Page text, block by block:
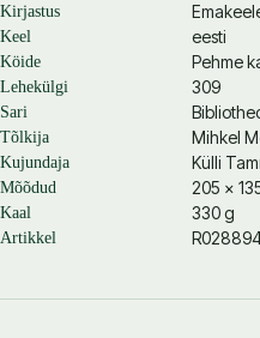
Kirjastus
Keel eesti
Köide Pehme
Lehekülgi 309
Sari
Tõlkija Mihkel
Kujundaja Külli
Mõõdud 205 ×
Kaal 330 g
Artikkel